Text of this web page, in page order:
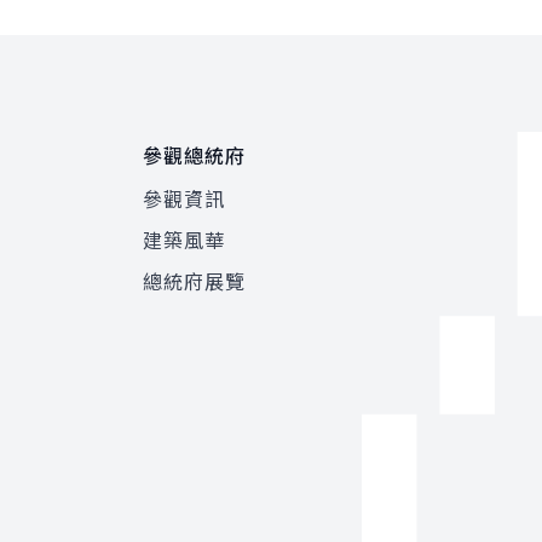
參觀總統府
參觀資訊
建築風華
總統府展覽